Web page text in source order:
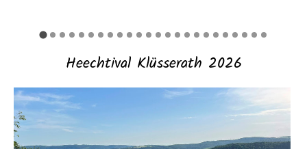
Heechtival Klüsserath 2026